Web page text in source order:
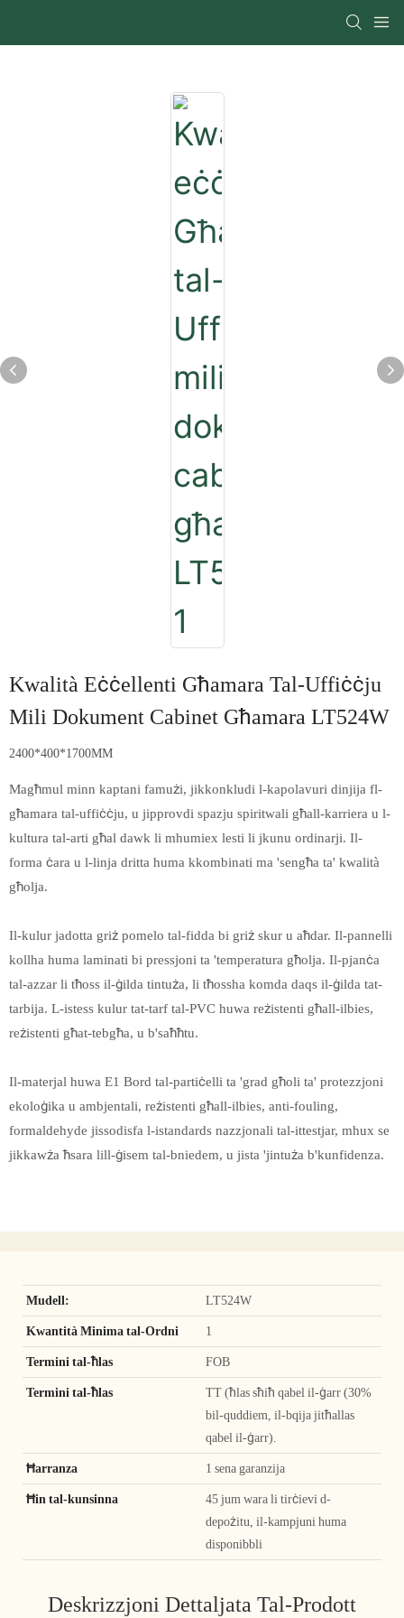
Kwalità Eċċellenti Għamara Tal-Uffiċċju
Mili Dokument Cabinet Għamara LT524W
2400*400*1700MM
Magħmul minn kaptani famużi, jikkonkludi l-kapolavuri dinjija fl-
għamara tal-uffiċċju, u jipprovdi spazju spiritwali għall-karriera u l-
kultura tal-arti għal dawk li mhumiex lesti li jkunu ordinarji. Il-
forma ċara u l-linja dritta huma kkombinati ma 'sengħa ta' kwalità
għolja.
Il-kulur jadotta griż pomelo tal-fidda bi griż skur u aħdar. Il-pannelli
kollha huma laminati bi pressjoni ta 'temperatura għolja. Il-pjanċa
tal-azzar li tħoss il-ġilda tintuża, li tħossha komda daqs il-ġilda tat-
tarbija. L-istess kulur tat-tarf tal-PVC huwa reżistenti għall-ilbies,
reżistenti għat-tebgħa, u b'saħħtu.
Il-materjal huwa E1 Bord tal-partiċelli ta 'grad għoli ta' protezzjoni
ekoloġika u ambjentali, reżistenti għall-ilbies, anti-fouling,
formaldehyde jissodisfa l-istandards nazzjonali tal-ittestjar, mhux se
jikkawża ħsara lill-ġisem tal-bniedem, u jista 'jintuża b'kunfidenza.
Mudell: LT524W
Kwantità Minima tal-Ordni 1
Termini tal-ħlas FOB
Termini tal-ħlas
TT (ħlas sħiħ qabel il-ġarr (30%
bil-quddiem, il-bqija jitħallas
qabel il-ġarr).
Ħarranza 1 sena garanzija
Ħin tal-kunsinna
45 jum wara li tirċievi d-
depożitu, il-kampjuni huma
disponibbli
Deskrizzjoni Dettaljata Tal-Prodott